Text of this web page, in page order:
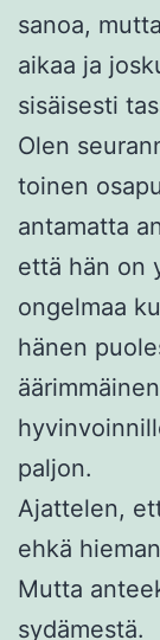
sanoa,
aikaa ja
sisäisesti
Olen
toinen
antamatta
että hän on
ongelmaa
hänen
paljon.
Ajattelen,
ehkä
Mutta
sydämestä.